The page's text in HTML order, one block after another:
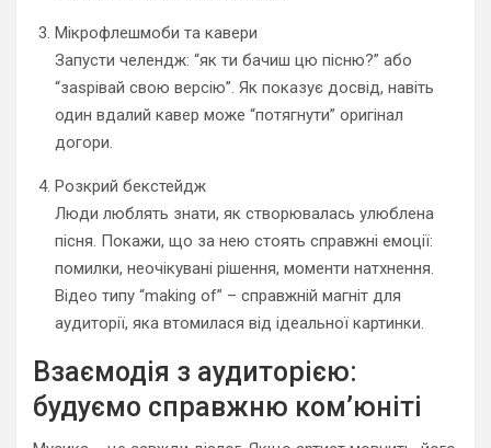
Мікрофлешмоби та кавери
Запусти челендж: “як ти бачиш цю пісню?” або
“зaspівай свою версію”. Як показує досвід, навіть
один вдалий кавер може “потягнути” оригінал
догори.
Розкрий бекстейдж
Люди люблять знати, як створювалась улюблена
пісня. Покажи, що за нею стоять справжні емоції:
помилки, неочікувані рішення, моменти натхнення.
Відео типу “making of” – справжній магніт для
аудиторії, яка втомилася від ідеальної картинки.
Взаємодія з аудиторією:
будуємо справжню ком’юніті